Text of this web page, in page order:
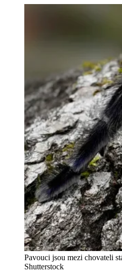
Pavouci jsou mezi chovateli
Shutterstock